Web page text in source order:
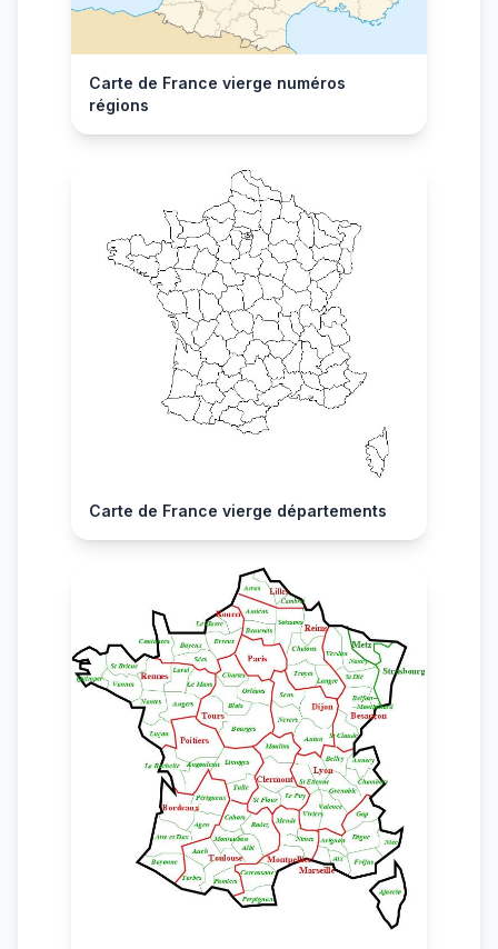
Carte de France vierge numéros
régions
Carte de France vierge départements